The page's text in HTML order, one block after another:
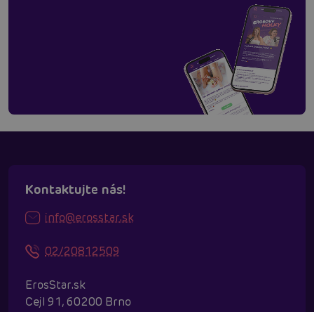
Kontaktujte nás!
info@erosstar.sk
02/20812509
ErosStar.sk
Cejl 91, 60200 Brno